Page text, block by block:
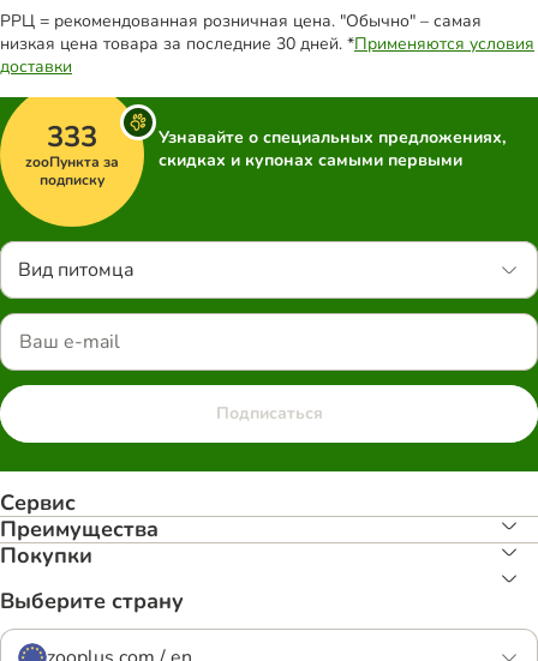
РРЦ = рекомендованная розничная цена. "Обычно" – самая
низкая цена товара за последние 30 дней. *Применяются условия
доставки
333
zooПункта за
подписку
Узнавайте о специальных предложениях,
скидках и купонах самыми первыми
Вид питомца
Подписаться
Сервис
Преимуществa
Покупки
Выберите страну